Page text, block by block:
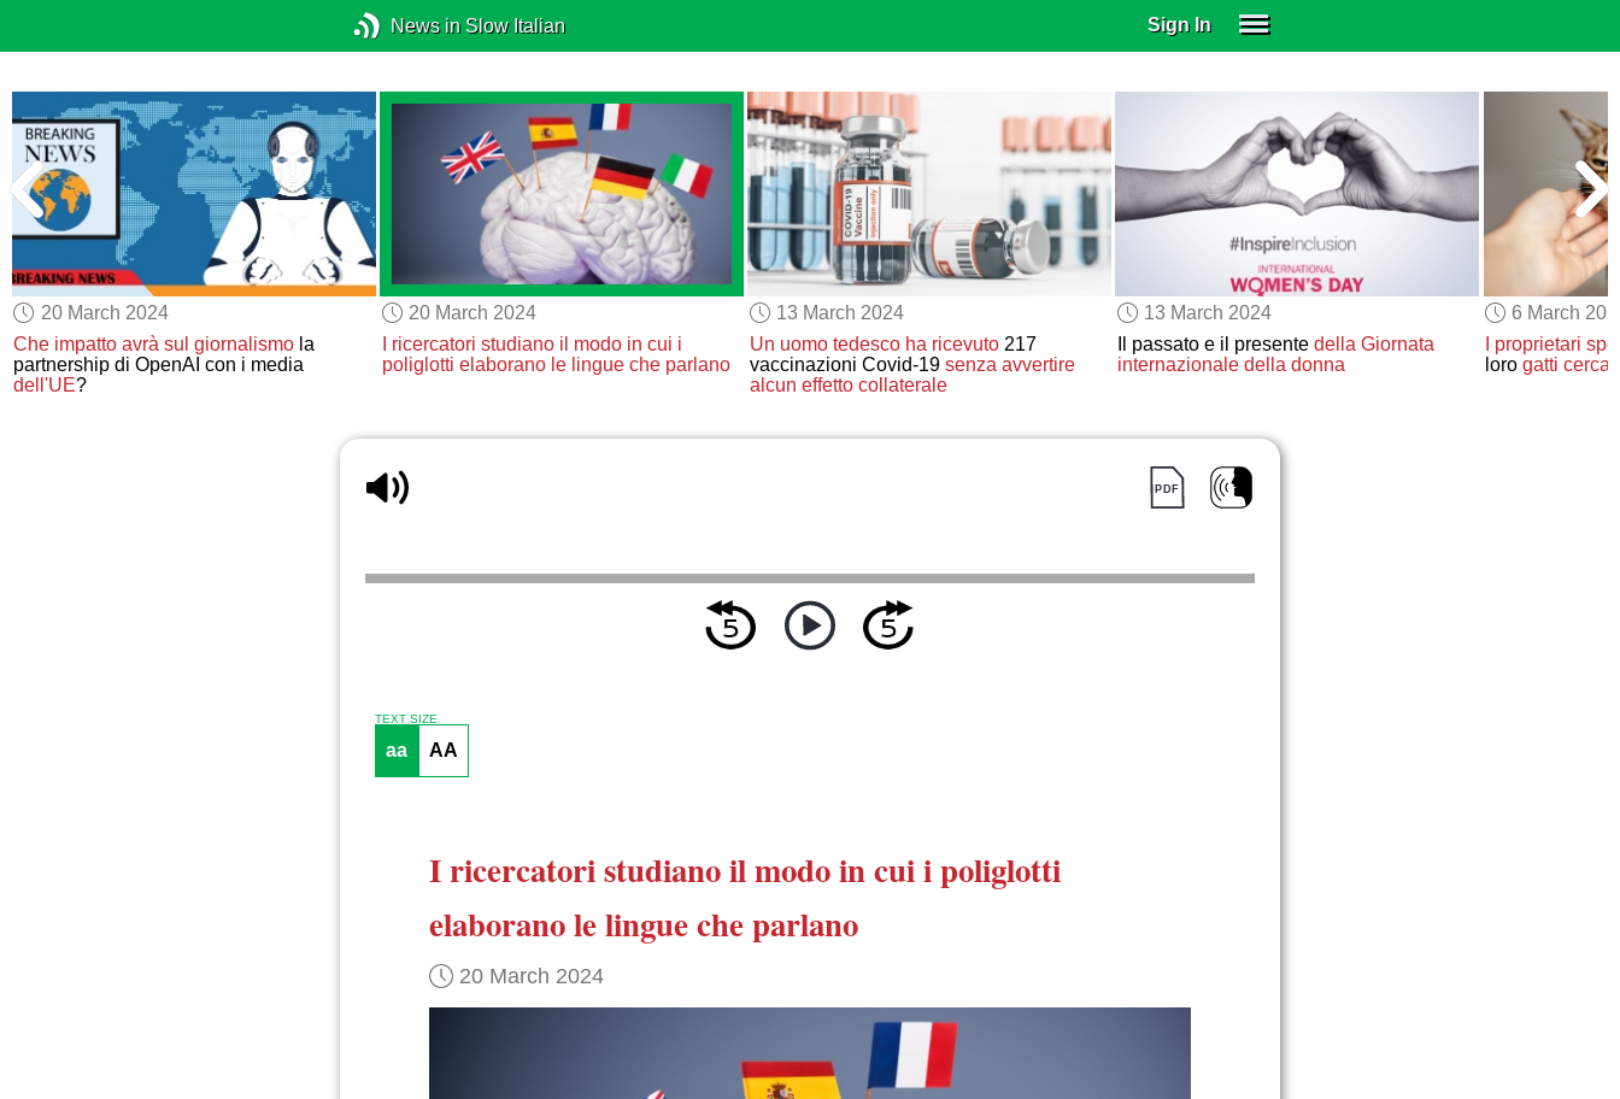
News in Slow Italian Sign In
SUBSCRIBE
EDUCATIONAL LICENSES
GIFT CARDS
OTHER LANGUAGES
ABOUT US
ALEXA
ADJUST COLORS
20 March 2024
Che impatto avrà sul giornalismo la
partnership di OpenAI con i media
dell'UE?
20 March 2024
I ricercatori studiano il modo in cui i
poliglotti elaborano le lingue che parlano
13 March 2024
Un uomo tedesco ha ricevuto217
vaccinazioni Covid-19 senza avvertire
alcun effetto collaterale
13 March 2024
Il passato e il presente della Giornata
internazionale della donna
6 March
I proprietari
lorogatti
TEXT SIZE
aa AA
I ricercatori studianoil modo in cui i poliglotti
elaboranole lingue che parlano
20 March 2024